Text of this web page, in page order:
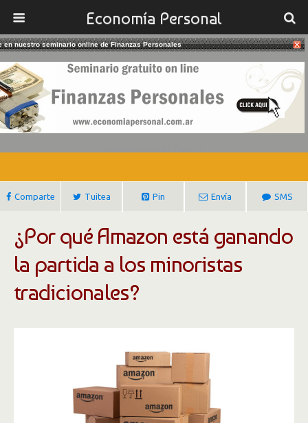
Economía Personal
23/06/2017
Amazon Versus Los Minoristas
Tradicionales
Comparte Tuitea Pin Envía SMS
¿Por qué Amazon está ganando
la partida a los minoristas
tradicionales?
en nuestro seminario online de Finanzas Personales